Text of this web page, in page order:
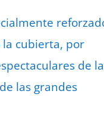
la cubierta, por
de la
las grandes